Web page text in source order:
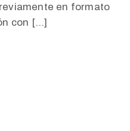
en formato
con […]